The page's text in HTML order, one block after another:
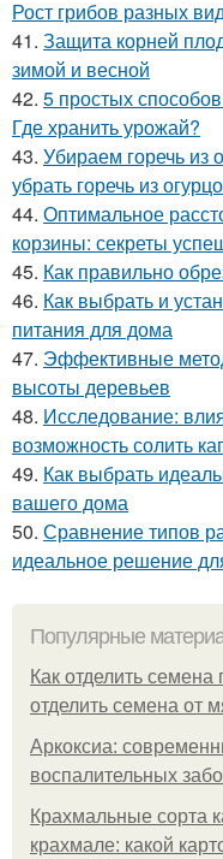
Рост грибов разных
41. Защита корней
зимой и весной
42. 5 простых
Где хранить урожай?
43. Убираем горечь из
убрать горечь из
44. Оптимальное
корзины: секреты
45. Как правильно
46. Как выбрать и
питания для дома
47. Эффективные
высоты деревьев
48. Исследование:
возможность солить
49. Как выбрать
вашего дома
50. Сравнение типов
идеальное решение
Популярные
Как отделить
отделить семена от
Аркоксиа:
воспалительных
Крахмальные сорта
крахмале: какой